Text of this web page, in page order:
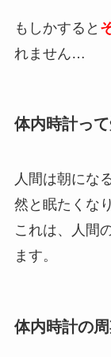
もしかすると
れません…
体内時計っ
人間は朝にな
然と眠たくな
これは、人間
ます。
体内時計の